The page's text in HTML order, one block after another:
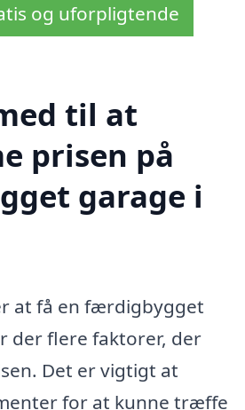
og uforpligtende
til at
prisen på
garage i
at få en færdigbygget
der flere faktorer, der
Det er vigtigt at
for at kunne træffe